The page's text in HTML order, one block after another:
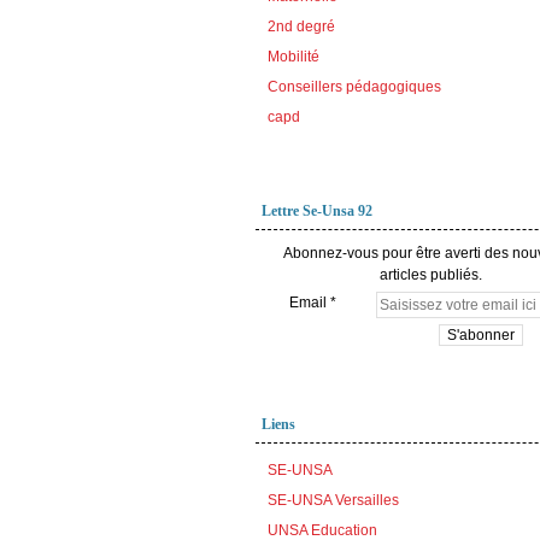
2nd degré
Mobilité
Conseillers pédagogiques
capd
Lettre Se-Unsa 92
Abonnez-vous pour être averti des
articles publiés.
Email
Liens
SE-UNSA
SE-UNSA Versailles
UNSA Education